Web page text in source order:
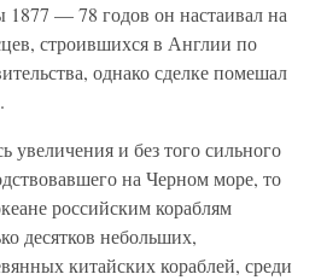
1877 — 78 годов он настаивал на
строившихся в Англии по
однако сделке помешал
увеличения и без того сильного
на Черном море, то
российским кораблям
десятков небольших,
китайских кораблей, среди